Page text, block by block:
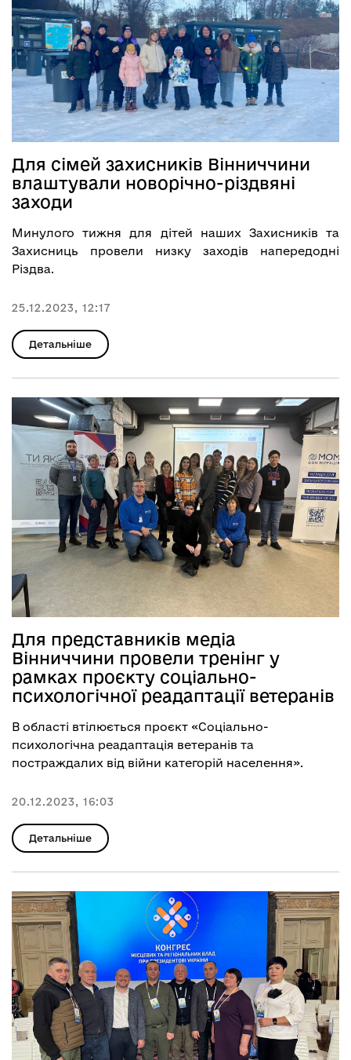
Для сімей захисників Вінниччини
влаштували новорічно-різдвяні
заходи
Минулого тижня для дітей наших Захисників та
Захисниць провели низку заходів напередодні
Різдва.
25.12.2023, 12:17
Детальніше
Для представників медіа
Вінниччини провели тренінг у
рамках проєкту соціально-
психологічної реадаптації ветеранів
В області втілюється проєкт «Соціально-
психологічна реадаптація ветеранів та
постраждалих від війни категорій населення».
20.12.2023, 16:03
Детальніше